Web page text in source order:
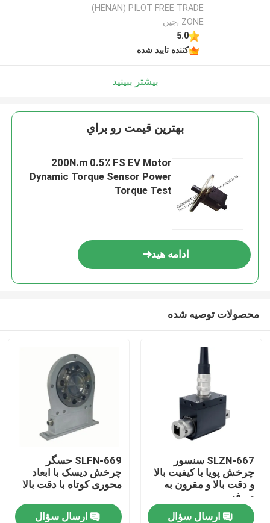
خانه
محصولات
(HENAN) PILOT FREE TRADE
ZONE ,چین
5.0
کننده تایید شده
بیشتر ببینید
بهترين قيمت رو براي
200N.m 0.5٪ FS EV Motor
Dynamic Torque Sensor Power
Torque Test
ادامه هید
محصولات توصیه شده
SLZN-667 سنسور
چرخش پویا با کیفیت بالا
و دقت بالا و مقرون به
صرفه
ارسال سؤال
SLFN-669 حسگر
چرخش دیسک با ابعاد
محوری کوتاه با دقت بالا
ارسال سؤال